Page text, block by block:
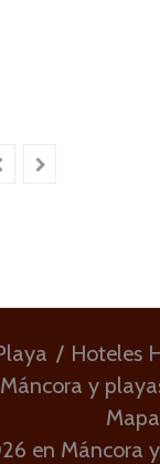
Hoteles
y
en Máncora